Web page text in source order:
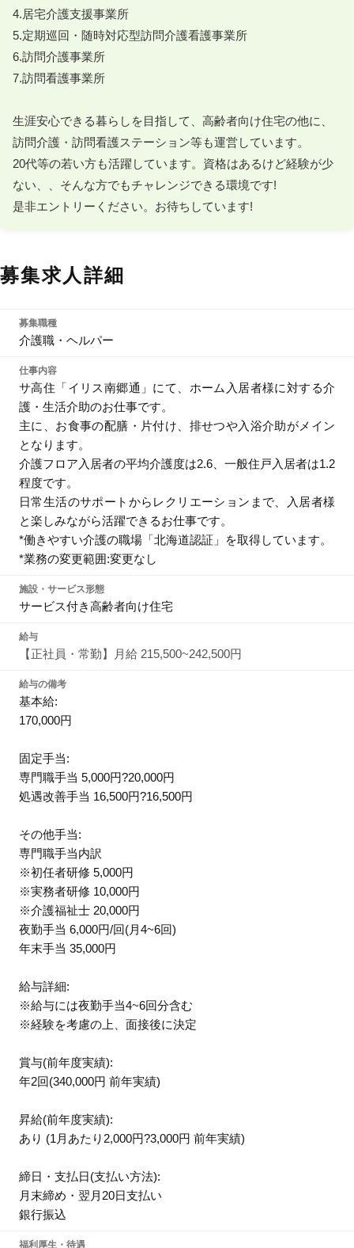
4.居宅介護支援事業所
5.定期巡回・随時対応型訪問介護看護事業所
6.訪問介護事業所
7.訪問看護事業所
生涯安心できる暮らしを目指して、高齢者向け住宅の他に、
訪問介護・訪問看護ステーション等も運営しています。
20代等の若い方も活躍しています。資格はあるけど経験が少
ない、、そんな方でもチャレンジできる環境です!
是非エントリーください。お待ちしています!
募集求人詳細
募集職種
介護職・ヘルパー
仕事内容
サ高住「イリス南郷通」にて、ホーム入居者様に対する介
護・生活介助のお仕事です。
主に、お食事の配膳・片付け、排せつや入浴介助がメイン
となります。
介護フロア入居者の平均介護度は2.6、一般住戸入居者は1.2
程度です。
日常生活のサポートからレクリエーションまで、入居者様
と楽しみながら活躍できるお仕事です。
*働きやすい介護の職場「北海道認証」を取得しています。
*業務の変更範囲:変更なし
施設・サービス形態
サービス付き高齢者向け住宅
給与
【正社員・常勤】月給 215,500~242,500円
給与の備考
基本給:
170,000円
固定手当:
専門職手当 5,000円?20,000円
処遇改善手当 16,500円?16,500円
その他手当:
専門職手当内訳
※初任者研修 5,000円
※実務者研修 10,000円
※介護福祉士 20,000円
夜勤手当 6,000円/回(月4~6回)
年末手当 35,000円
給与詳細:
※給与には夜勤手当4~6回分含む
※経験を考慮の上、面接後に決定
賞与(前年度実績):
年2回(340,000円 前年実績)
昇給(前年度実績):
あり (1月あたり2,000円?3,000円 前年実績)
締日・支払日(支払い方法):
月末締め・翌月20日支払い
銀行振込
福利厚生・待遇